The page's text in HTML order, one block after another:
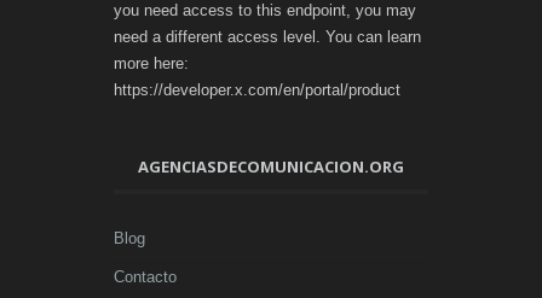
you need access to this endpoint, you may
need a different access level. You can learn
more here:
https://developer.x.com/en/portal/product
AGENCIASDECOMUNICACION.ORG
Blog
Contacto